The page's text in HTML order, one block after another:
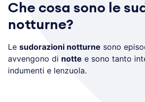
Che cosa sono le
notturne?
Le sudorazioni notturne sono
avvengono di notte e sono tanto
indumenti e lenzuola.